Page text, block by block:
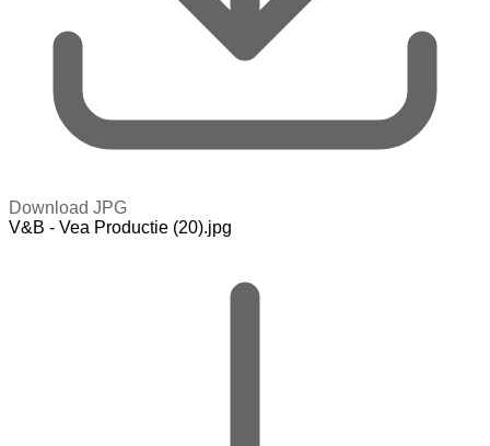
Download JPG
V&B - Vea Productie (20).jpg